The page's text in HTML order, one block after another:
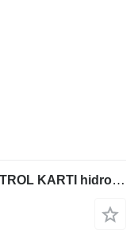
Caterpillar SBS120 İÇİN SAĞ KONTROL KARTI hidrolik valf plakası